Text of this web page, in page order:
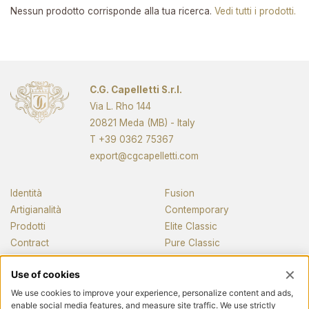
Nessun prodotto corrisponde alla tua ricerca. Vedi tutti i prodotti.
C.G. Capelletti S.r.l.
Via L. Rho 144
20821 Meda (MB) - Italy
T +39 0362 75367
export@cgcapelletti.com
Identità
Artigianalità
Prodotti
Contract
Fusion
Contemporary
Elite Classic
Pure Classic
Pianos
News e media